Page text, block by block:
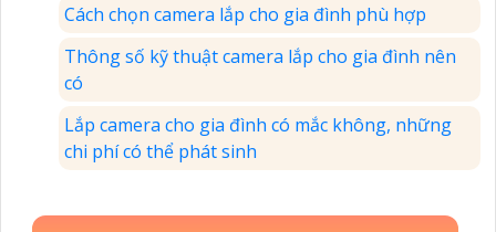
Cách chọn camera lắp cho gia đình phù hợp
Thông số kỹ thuật camera lắp cho gia đình nên
có
Lắp camera cho gia đình có mắc không, những
chi phí có thể phát sinh